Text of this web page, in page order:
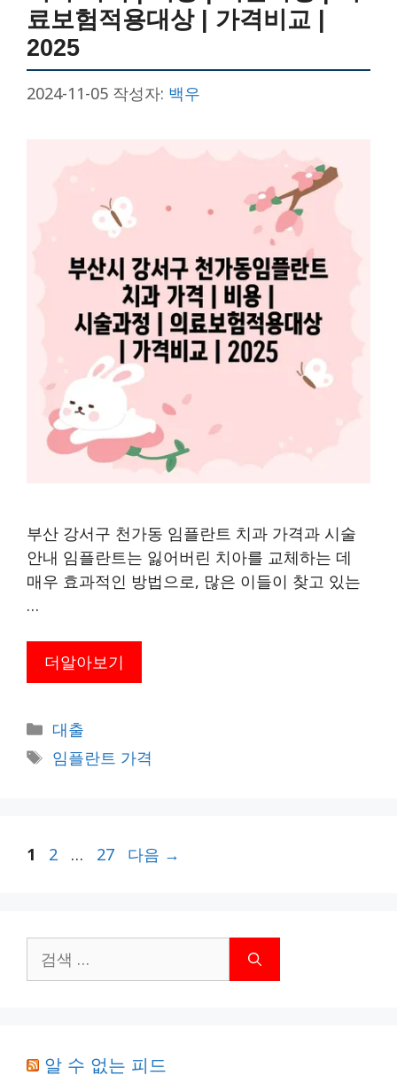
료보험적용대상 | 가격비교 |
2025
2024-11-05 작성자: 백우
부산 강서구 천가동 임플란트 치과 가격과 시술
안내 임플란트는 잃어버린 치아를 교체하는 데
매우 효과적인 방법으로, 많은 이들이 찾고 있는
…
더알아보기
카
테
고
대출
태
임플란트 가격
페
1
페
2 …
페
27 다음 →
색:
알 수 없는 피드